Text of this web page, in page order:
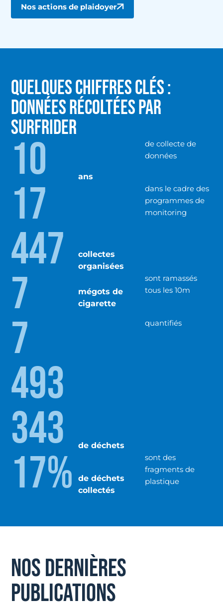
Nos actions de plaidoyer
QUELQUES CHIFFRES CLÉS :
DONNÉES RÉCOLTÉES PAR
SURFRIDER
10 ans
de collecte de
données
17
447
collectes
organisées
dans le cadre des
programmes de
monitoring
7
mégots de
cigarette
sont ramassés
tous les 10m
7
493
343
de déchets
quantifiés
17%
de déchets
collectés
sont des
fragments de
plastique
NOS DERNIÈRES
PUBLICATIONS